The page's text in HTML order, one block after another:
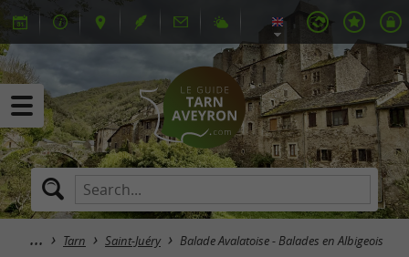
Tarn Saint-Juéry Balade Avalatoise - Balades en Albigeois